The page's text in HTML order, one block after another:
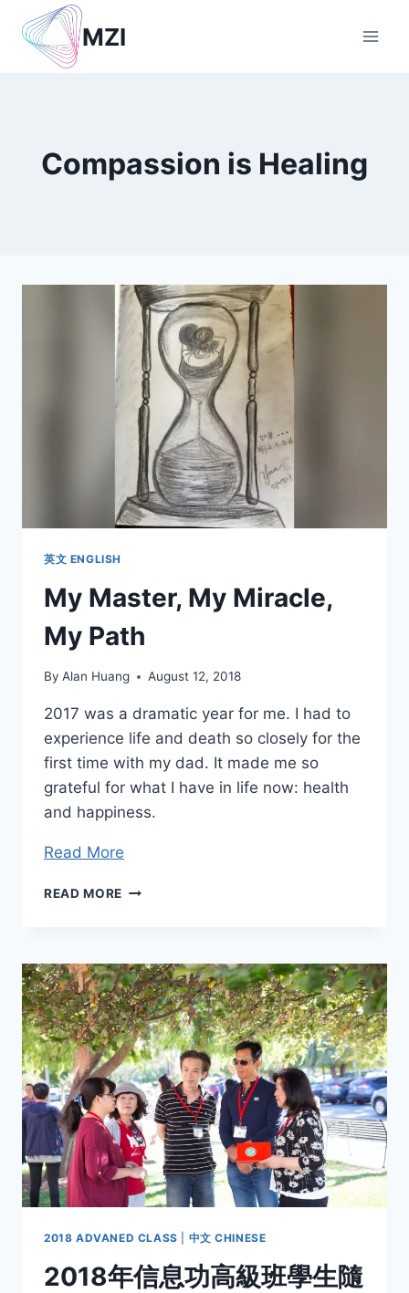
content
MZI
Compassion is Healing
英文 ENGLISH
My Master, My Miracle,
My Path
By Alan Huang August 12, 2018
2017 was a dramatic year for me. I had to
experience life and death so closely for the
first time with my dad. It made me so
grateful for what I have in life now: health
and happiness.
Read More
READ MORE MY
MY
PATH
2018 ADVANED CLASS 中文 CHINESE
2018年信息功高級班學生隨